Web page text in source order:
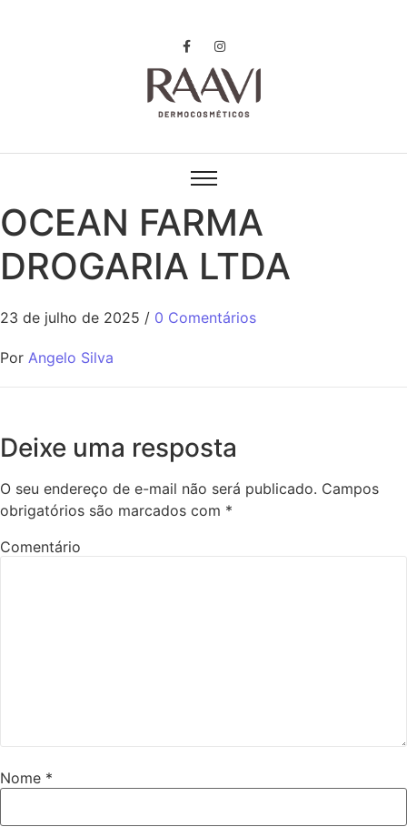
OCEAN FARMA
DROGARIA LTDA
23 de julho de 2025 / 0 Comentários
Por Angelo Silva
Deixe uma resposta
O seu endereço de e-mail não será publicado. Campos
obrigatórios são marcados com *
Comentário
Nome *